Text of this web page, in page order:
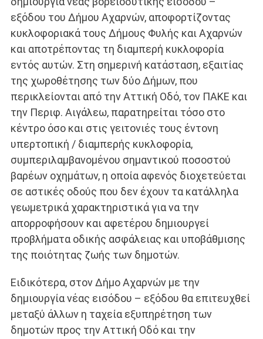
εξόδου του Δήμου Αχαρνών, αποφορτίζοντας
κυκλοφοριακά τους Δήμους Φυλής και Αχαρνών
και αποτρέποντας τη διαμπερή κυκλοφορία
εντός αυτών. Στη σημερινή κατάσταση, εξαιτίας
της χωροθέτησης των δύο Δήμων, που
περικλείονται από την Αττική Οδό, τον ΠΑΚΕ και
την Περιφ. Αιγάλεω, παρατηρείται τόσο στο
κέντρο όσο και στις γειτονιές τους έντονη
υπερτοπική / διαμπερής κυκλοφορία,
συμπεριλαμβανομένου σημαντικού ποσοστού
βαρέων οχημάτων, η οποία αφενός διοχετεύεται
σε αστικές οδούς που δεν έχουν τα κατάλληλα
γεωμετρικά χαρακτηριστικά για να την
απορροφήσουν και αφετέρου δημιουργεί
προβλήματα οδικής ασφάλειας και υποβάθμισης
της ποιότητας ζωής των δημοτών.
Ειδικότερα, στον Δήμο Αχαρνών με την
δημιουργία νέας εισόδου – εξόδου θα επιτευχθεί
μεταξύ άλλων η ταχεία εξυπηρέτηση των
δημοτών προς την Αττική Οδό και την